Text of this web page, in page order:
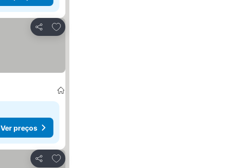
Partilhar
Adicionar aos favoritos
Ver preços
Partilhar
Adicionar aos favoritos